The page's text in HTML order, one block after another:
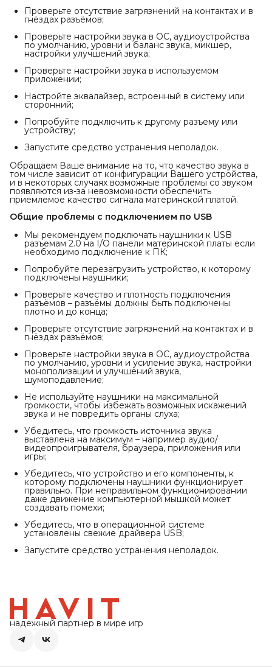
Проверьте отсутствие загрязнений на контактах и в
гнёздах разъёмов;
Проверьте настройки звука в ОС, аудиоустройства
по умолчанию, уровни и баланс звука, микшер,
настройки улучшений звука;
Проверьте настройки звука в используемом
приложении;
Настройте эквалайзер, встроенный в систему или
сторонний;
Попробуйте подключить к другому разъему или
устройству;
Запустите средство устранения неполадок.
Обращаем Ваше внимание на то, что качество звука в
том числе зависит от конфигурации Вашего устройства,
и в некоторых случаях возможные проблемы со звуком
появляются из-за невозможности обеспечить
приемлемое качество сигнала материнской платой.
Общие проблемы с подключением по USB
Мы рекомендуем подключать наушники к USB
разъемам 2.0 на I/O панели материнской платы если
необходимо подключение к ПК;
Попробуйте перезагрузить устройство, к которому
подключены наушники;
Проверьте качество и плотность подключения
разъёмов – разъёмы должны быть подключены
плотно и до конца;
Проверьте отсутствие загрязнений на контактах и в
гнёздах разъёмов;
Проверьте настройки звука в ОС, аудиоустройства
по умолчанию, уровни и усиление звука, настройки
монополизации и улучшений звука,
шумоподавление;
Не используйте наушники на максимальной
громкости, чтобы избежать возможных искажений
звука и не повредить органы слуха;
Убедитесь, что громкость источника звука
выставлена на максимум – например аудио/
видеопроигрывателя, браузера, приложения или
игры;
Убедитесь, что устройство и его компоненты, к
которому подключены наушники функционирует
правильно. При неправильном функционировании
даже движение компьютерной мышкой может
создавать помехи;
Убедитесь, что в операционной системе
установлены свежие драйвера USB;
Запустите средство устранения неполадок.
надежный партнер в мире игр